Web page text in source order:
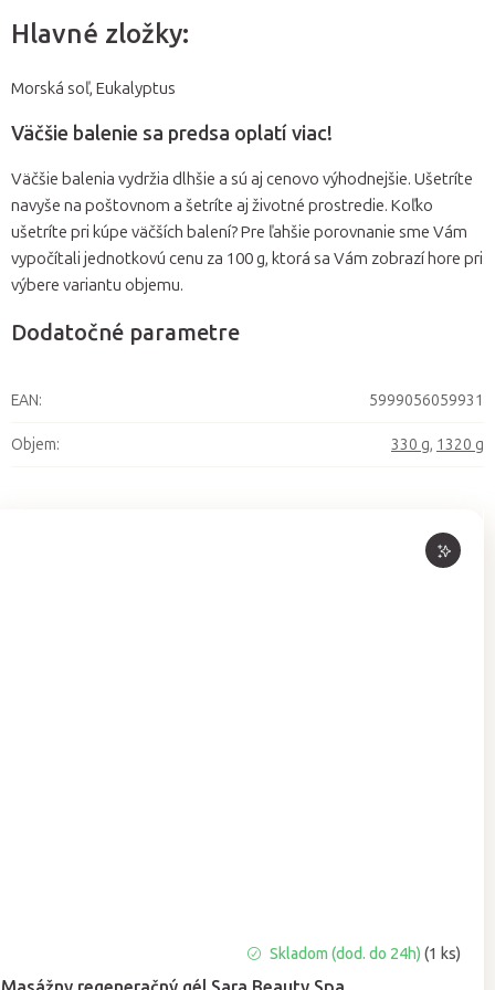
hodnotenie
Skladom (dod. do 24h)(1 ks)
Hlavné zložky:
Morská soľ, Eukalyptus
Väčšie balenie sa predsa oplatí viac!
Väčšie balenia vydržia dlhšie a sú aj cenovo výhodnejšie. Ušetríte
navyše na poštovnom a šetríte aj životné prostredie. Koľko
ušetríte pri kúpe väčších balení? Pre ľahšie porovnanie sme Vám
vypočítali jednotkovú cenu za 100 g, ktorá sa Vám zobrazí hore pri
výbere variantu objemu.
Dodatočné parametre
EAN: 5999056059931
Objem: 330 g, 1320 g